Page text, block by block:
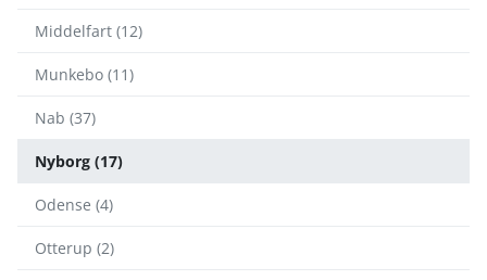
Middelfart (12)
Munkebo (11)
Nab (37)
Nyborg (17)
Odense (4)
Otterup (2)